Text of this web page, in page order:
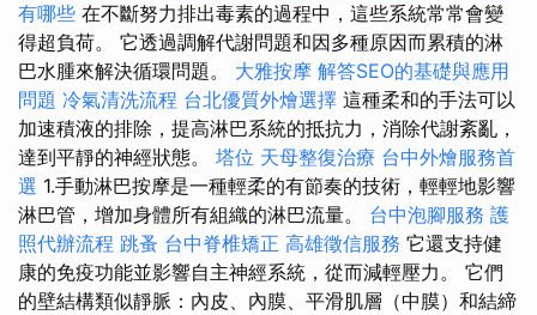
有哪些 在不斷努力排出毒素的過程中，這些系統常常會變
得超負荷。 它透過調解代謝問題和因多種原因而累積的淋
巴水腫來解決循環問題。 大雅按摩 解答SEO的基礎與應用
問題 冷氣清洗流程 台北優質外燴選擇 這種柔和的手法可以
加速積液的排除，提高淋巴系統的抵抗力，消除代謝紊亂，
達到平靜的神經狀態。 塔位 天母整復治療 台中外燴服務首
選 1.手動淋巴按摩是一種輕柔的有節奏的技術，輕輕地影響
淋巴管，增加身體所有組織的淋巴流量。 台中泡腳服務 護
照代辦流程 跳蚤 台中脊椎矯正 高雄徵信服務 它還支持健
康的免疫功能並影響自主神經系統，從而減輕壓力。 它們
的壁結構類似靜脈：內皮、內膜、平滑肌層（中膜）和結締